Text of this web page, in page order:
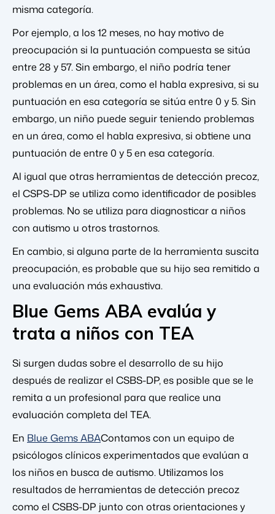
misma categoría.
Por ejemplo, a los 12 meses, no hay motivo de
preocupación si la puntuación compuesta se sitúa
entre 28 y 57. Sin embargo, el niño podría tener
problemas en un área, como el habla expresiva, si su
puntuación en esa categoría se sitúa entre 0 y 5. Sin
embargo, un niño puede seguir teniendo problemas
en un área, como el habla expresiva, si obtiene una
puntuación de entre 0 y 5 en esa categoría.
Al igual que otras herramientas de detección precoz,
el CSPS-DP se utiliza como identificador de posibles
problemas. No se utiliza para diagnosticar a niños
con autismo u otros trastornos.
En cambio, si alguna parte de la herramienta suscita
preocupación, es probable que su hijo sea remitido a
una evaluación más exhaustiva.
Blue Gems ABA evalúa y
trata a niños con TEA
Si surgen dudas sobre el desarrollo de su hijo
después de realizar el CSBS-DP, es posible que se le
remita a un profesional para que realice una
evaluación completa del TEA.
En Blue Gems ABAContamos con un equipo de
psicólogos clínicos experimentados que evalúan a
los niños en busca de autismo. Utilizamos los
resultados de herramientas de detección precoz
como el CSBS-DP junto con otras orientaciones y